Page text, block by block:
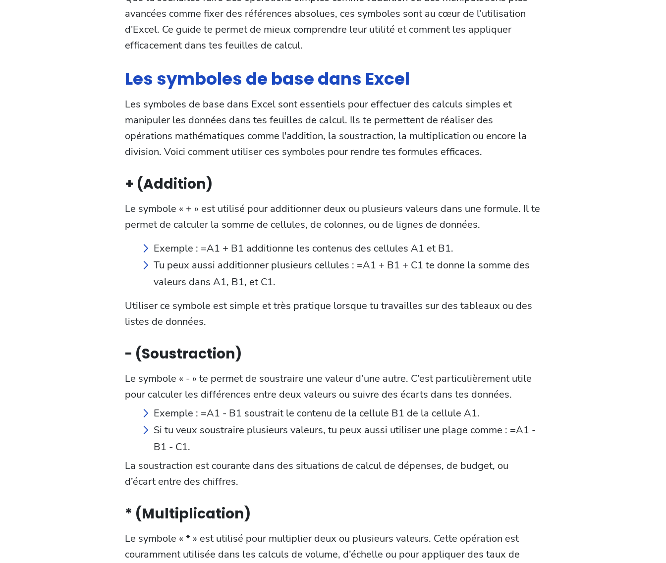
avancées comme fixer des références absolues, ces symboles sont au cœur de l’utilisation
d'Excel. Ce guide te permet de mieux comprendre leur utilité et comment les appliquer
efficacement dans tes feuilles de calcul.
Les symboles de base dans Excel
Les symboles de base dans Excel sont essentiels pour effectuer des calculs simples et
manipuler les données dans tes feuilles de calcul. Ils te permettent de réaliser des
opérations mathématiques comme l'addition, la soustraction, la multiplication ou encore la
division. Voici comment utiliser ces symboles pour rendre tes formules efficaces.
+ (Addition)
Le symbole « + » est utilisé pour additionner deux ou plusieurs valeurs dans une formule. Il te
permet de calculer la somme de cellules, de colonnes, ou de lignes de données.
Exemple : =A1 + B1 additionne les contenus des cellules A1 et B1.
Tu peux aussi additionner plusieurs cellules : =A1 + B1 + C1 te donne la somme des
valeurs dans A1, B1, et C1.
Utiliser ce symbole est simple et très pratique lorsque tu travailles sur des tableaux ou des
listes de données.
- (Soustraction)
Le symbole « - » te permet de soustraire une valeur d’une autre. C’est particulièrement utile
pour calculer les différences entre deux valeurs ou suivre des écarts dans tes données.
Exemple : =A1 - B1 soustrait le contenu de la cellule B1 de la cellule A1.
Si tu veux soustraire plusieurs valeurs, tu peux aussi utiliser une plage comme : =A1 -
B1 - C1.
La soustraction est courante dans des situations de calcul de dépenses, de budget, ou
d’écart entre des chiffres.
* (Multiplication)
Le symbole « * » est utilisé pour multiplier deux ou plusieurs valeurs. Cette opération est
couramment utilisée dans les calculs de volume, d’échelle ou pour appliquer des taux de